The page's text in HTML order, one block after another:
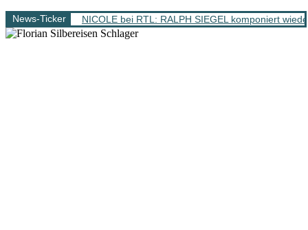
News-Ticker NICOLE bei RTL: RALPH SIEGEL komponiert